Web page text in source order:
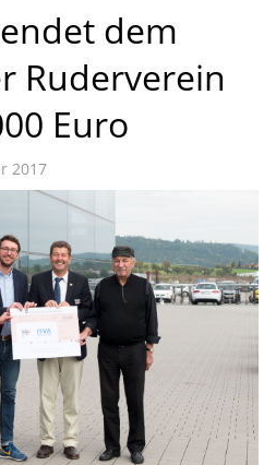
dem
Ruderverein
Euro
2017